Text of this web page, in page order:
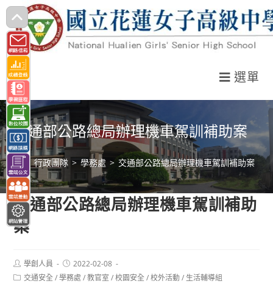
跳
轉
至
主
要
內
容
選單
交通部公路總局辦理機車駕訓補助案
> 行政團隊 > 學務處 > 交通部公路總局辦理機車駕訓補助案
交通部公路總局辦理機車駕訓補助
案
Post
author:
學創人員
Post
published:
2022-02-08
Post交通安全 / 學務處 / 教官室 / 校園安全 / 校外活動 / 生活輔導組